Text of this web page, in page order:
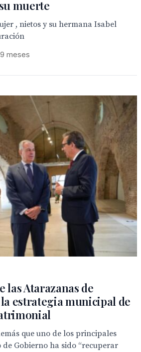
muerte
, nietos y su hermana Isabel
meses
las Atarazanas de
estrategia municipal de
que uno de los principales
de Gobierno ha sido “recuperar